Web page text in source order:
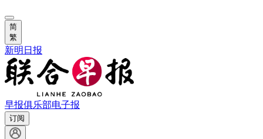
简
繁
新明日报
早报俱乐部电子报
订阅